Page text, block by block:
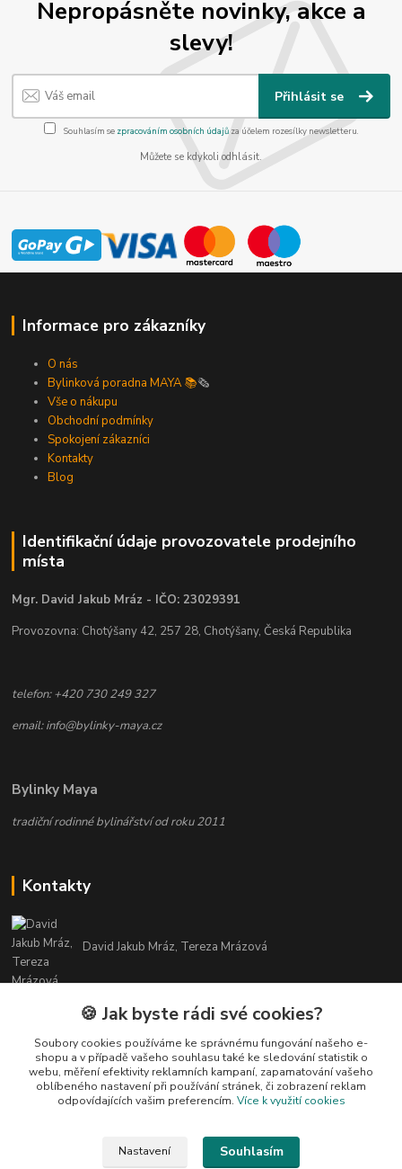
Nepropásněte novinky, akce a
slevy!
Přihlásit se
Souhlasím se zpracováním osobních údajůza účelem rozesílky newsletteru.
Můžete se kdykoli odhlásit.
Informace pro zákazníky
O nás
Bylinková poradna MAYA 📚🗞️
Vše o nákupu
Obchodní podmínky
Spokojení zákazníci
Kontakty
Blog
Identifikační údaje provozovatele prodejního
místa
Mgr. David Jakub Mráz - IČO: 23029391
Provozovna: Chotýšany 42, 257 28, Chotýšany, Česká Republika
telefon: +420 730 249 327
email: info@bylinky-maya.cz
Bylinky Maya
tradiční rodinné bylinářství od roku 2011
Kontakty
David Jakub Mráz, Tereza Mrázová
info@bylinky-maya.cz
🍪 Jak byste rádi své cookies?
Soubory cookies používáme ke správnému fungování našeho e-
shopu a v případě vašeho souhlasu také ke sledování statistik o
webu, měření efektivity reklamních kampaní, zapamatování vašeho
oblíbeného nastavení při používání stránek, či zobrazení reklam
odpovídajících vašim preferencím. Více k využití cookies
Nastavení Souhlasím